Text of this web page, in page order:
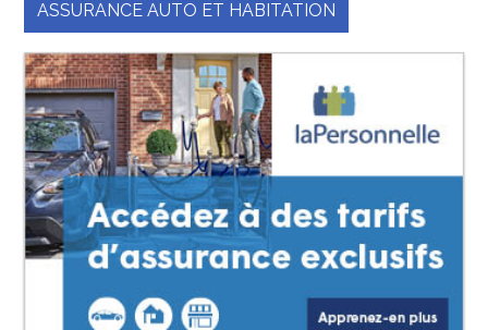
ASSURANCE AUTO ET HABITATION